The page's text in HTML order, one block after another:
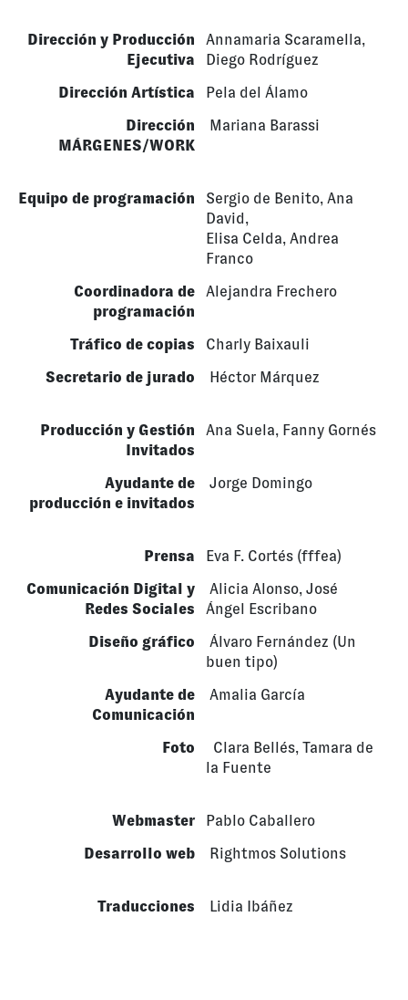
Dirección y Producción
Ejecutiva
Annamaria Scaramella,
Diego Rodríguez
Dirección Artística
Pela del Álamo
Dirección
MÁRGENES/WORK
Mariana Barassi
Equipo de programación
Sergio de Benito, Ana
David,
Elisa Celda, Andrea
Franco
Coordinadora de
programación
Alejandra Frechero
Tráfico de copias
Charly Baixauli
Secretario de jurado
Héctor Márquez
Producción y Gestión
Invitados
Ana Suela, Fanny Gornés
Ayudante de
producción e invitados
Jorge Domingo
Prensa
Eva F. Cortés (fffea)
Comunicación Digital y
Redes Sociales
Alicia Alonso, José
Ángel Escribano
Diseño gráfico
Álvaro Fernández (Un
buen tipo)
Ayudante de
Comunicación
Amalia García
Foto
Clara Bellés, Tamara de
la Fuente
Webmaster
Pablo Caballero
Desarrollo web
Rightmos Solutions
Traducciones Lidia Ibáñez